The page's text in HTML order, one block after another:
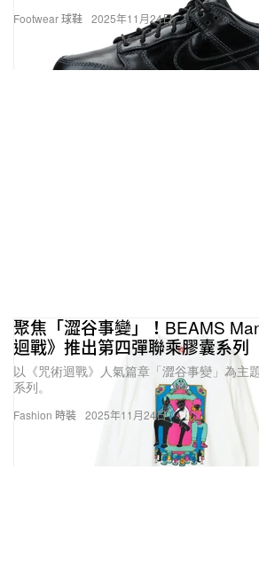
Footwear 球鞋 2025年11月24日
Fashion 時裝
聚焦「澀谷事變」！BEAMS
迴戰》推出第四彈聯乘膠囊系列
以《咒術迴戰》人氣篇章「澀谷事變」為主
系列。
2025年11月24日